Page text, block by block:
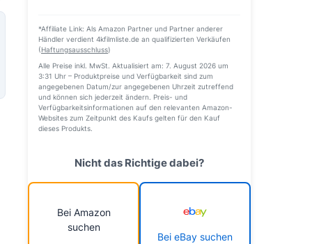
*Affiliate Link: Als Amazon Partner und Partner anderer
Händler verdient 4kfilmliste.de an qualifizierten Verkäufen
(Haftungsausschluss)
Alle Preise inkl. MwSt. Aktualisiert am: 7. August 2026 um
3:31 Uhr – Produktpreise und Verfügbarkeit sind zum
angegebenen Datum/zur angegebenen Uhrzeit zutreffend
und können sich jederzeit ändern. Preis- und
Verfügbarkeitsinformationen auf den relevanten Amazon-
Websites zum Zeitpunkt des Kaufs gelten für den Kauf
dieses Produkts.
Nicht das Richtige dabei?
Bei Amazon
suchen
Bei eBay suchen